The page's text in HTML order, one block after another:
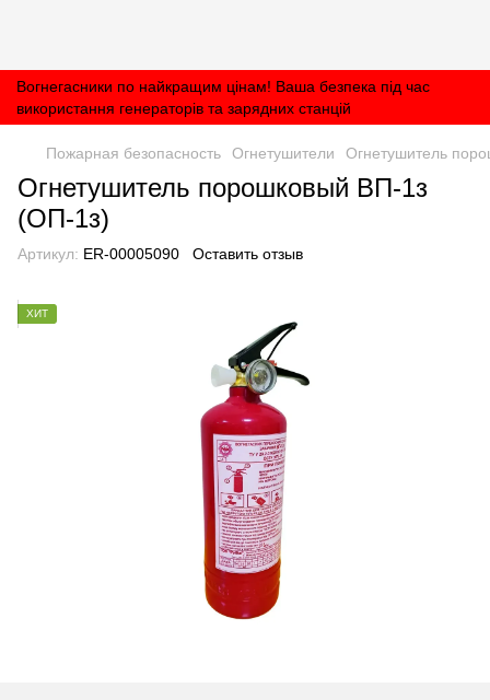
Вогнегасники по найкращим цінам! Ваша безпека під час
використання генераторів та зарядних станцій
Пожарная безопасность Огнетушители Огнетушитель
Огнетушитель порошковый ВП-1з
(ОП-1з)
Артикул: ER-00005090 Оставить отзыв
ХИТ